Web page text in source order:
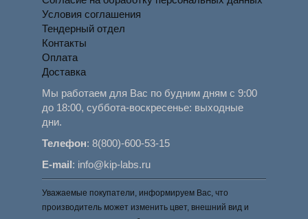
Условия соглашения
Тендерный отдел
Контакты
Оплата
Доставка
Мы работаем для Вас по будним дням с 9:00
до 18:00, суббота-воскресенье: выходные
дни.
Телефон:8(800)-600-53-15
E-mail: info@kip-labs.ru
Уважаемые покупатели, информируем Вас, что
производитель может изменить цвет, внешний вид и